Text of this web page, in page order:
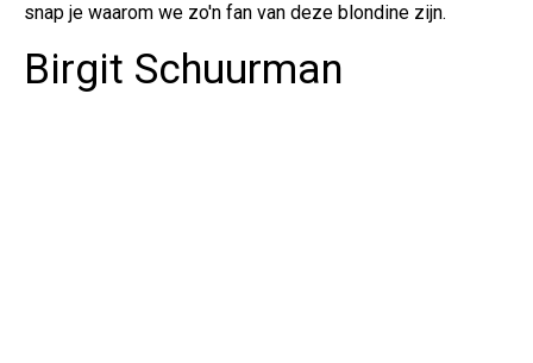
snap je waarom we zo'n fan van deze blondine zijn.
Birgit Schuurman